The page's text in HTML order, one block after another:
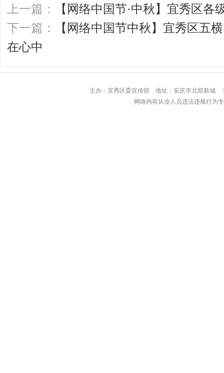
上一篇：
【网络中国节·中秋】宜秀区各
下一篇：
【网络中国节中秋】宜秀区五
在心中
主办：宜秀区委宣传部 地址：安庆市北
网络内容从业人员违法违规行